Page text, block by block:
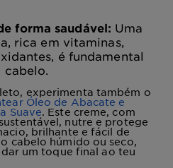
forma saudável: Uma
rica em vitaminas,
é fundamental
experimenta também o
Óleo de Abacate e
Suave. Este creme, com
nutre e protege
brilhante e fácil de
cabelo húmido ou seco,
um toque final ao teu